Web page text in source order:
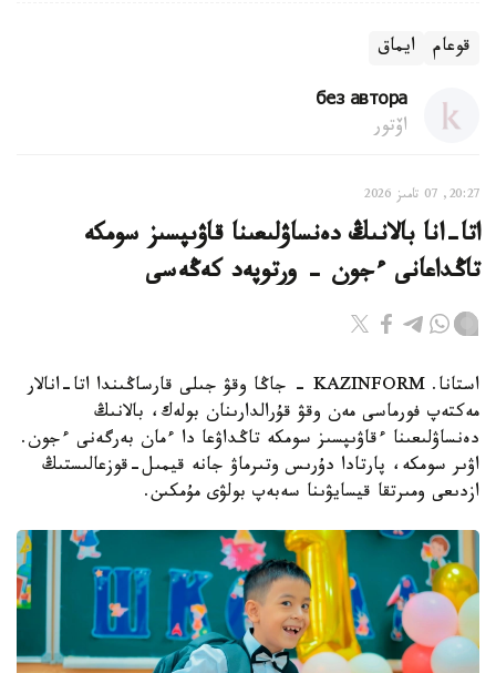
قوعام ايماق
без автора
اۆتور
20:27, 07 تامىز 2026
اتا-انا بالانىڭ دەنساۋلىعىنا قاۋىپسىز سومكە
تاڭداعانى ءجون - ورتوپەد كەڭەسى
استانا. KAZINFORM - جاڭا وقۋ جىلى قارساڭىندا اتا-انالار
مەكتەپ فورماسى مەن وقۋ قۇرالدارىنان بولەك، بالانىڭ
دەنساۋلىعىنا ءقاۋىپسىز سومكە تاڭداۋعا دا ءمان بەرگەنى ءجون.
اۋىر سومكە، پارتادا دۇرىس وتىرماۋ جانە قيمىل-قوزعالىستىڭ
ازدىعى ومىرتقا قيسايۋىنا سەبەپ بولۋى مۇمكىن.